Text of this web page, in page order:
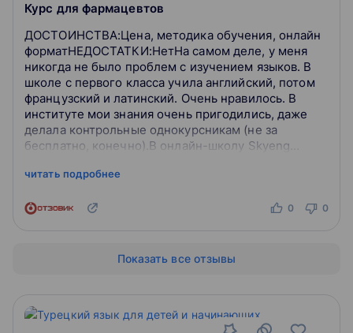
Курс для фармацевтов
ДОСТОИНСТВА:Цена, методика обучения, онлайн
форматНЕДОСТАТКИ:НетНа самом деле, у меня
никогда не было проблем с изучением языков. В
школе с первого класса учила английский, потом
французский и латинский. Очень нравилось. В
институте мои знания очень пригодились, даже
делала контрольные однокурсникам (не за
бесплатно, конечно).В онлайн-школу Skyeng
профессию и...
читать подробнее
0 0
Показать все отзывы